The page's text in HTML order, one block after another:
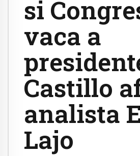
si
vaca a
Castillo
analista
Lajo